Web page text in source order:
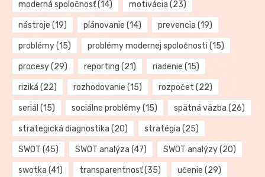
moderná spoločnosť(14) motivácia (23)
nástroje (19) plánovanie (14) prevencia (19)
problémy(15) problémy modernej spoločnosti (15)
procesy(29) reporting (21) riadenie (15)
riziká (22) rozhodovanie (15) rozpočet (22)
seriál (15) sociálne problémy(15) spätná väzba (26)
strategická diagnostika (20) stratégia (25)
SWOT (45) SWOT analýza (47) SWOT analýzy(20)
swotka (41) transparentnosť(35) učenie (29)